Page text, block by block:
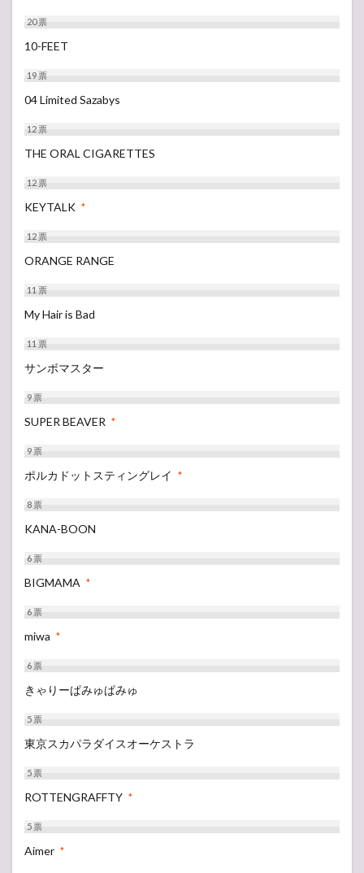
20票
10-FEET
19票
04 Limited Sazabys
12票
THE ORAL CIGARETTES
12票
KEYTALK *
12票
ORANGE RANGE
11票
My Hair is Bad
11票
サンボマスター
9票
SUPER BEAVER *
9票
ポルカドットスティングレイ *
8票
KANA-BOON
6票
BIGMAMA *
6票
miwa *
6票
きゃりーぱみゅぱみゅ
5票
東京スカパラダイスオーケストラ
5票
ROTTENGRAFFTY *
5票
Aimer *